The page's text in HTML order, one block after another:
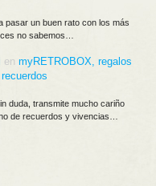
pasar un buen rato con los más
no sabemos…
en myRETROBOX, regalos
duda, transmite mucho cariño
de recuerdos y vivencias…